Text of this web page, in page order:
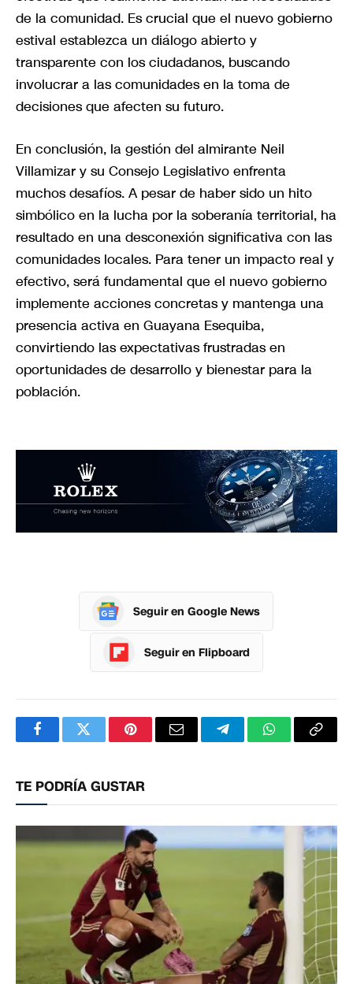
de la comunidad. Es crucial que el nuevo gobierno
estival establezca un diálogo abierto y
transparente con los ciudadanos, buscando
involucrar a las comunidades en la toma de
decisiones que afecten su futuro.
En conclusión, la gestión del almirante Neil
Villamizar y su Consejo Legislativo enfrenta
muchos desafíos. A pesar de haber sido un hito
simbólico en la lucha por la soberanía territorial, ha
resultado en una desconexión significativa con las
comunidades locales. Para tener un impacto real y
efectivo, será fundamental que el nuevo gobierno
implemente acciones concretas y mantenga una
presencia activa en Guayana Esequiba,
convirtiendo las expectativas frustradas en
oportunidades de desarrollo y bienestar para la
población.
Seguir en Google News
Seguir en Flipboard
FacebookTwitterPinterestCorreoTelegramWhatsApp
TE PODRÍA GUSTAR